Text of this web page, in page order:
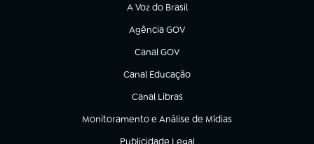
A Voz do Brasil
(abre em nova aba)
Agência GOV
(abre em nova aba)
Canal GOV
(abre em nova aba)
Canal Educação
(abre em nova aba)
Canal Libras
(abre em nova aba)
Monitoramento e Análise de Mídias
(abre em nova aba)
Publicidade Legal